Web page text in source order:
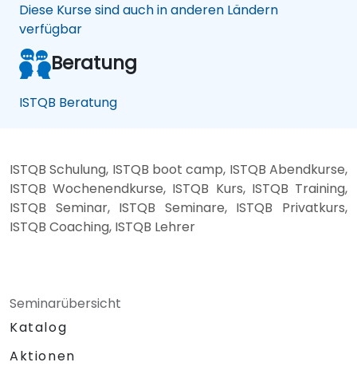
Diese Kurse sind auch in anderen Ländern
verfügbar
Beratung
ISTQB Beratung
ISTQB Schulung, ISTQB boot camp, ISTQB Abendkurse,
ISTQB Wochenendkurse, ISTQB Kurs, ISTQB Training,
ISTQB Seminar, ISTQB Seminare, ISTQB Privatkurs,
ISTQB Coaching, ISTQB Lehrer
Seminarübersicht
Katalog
Aktionen